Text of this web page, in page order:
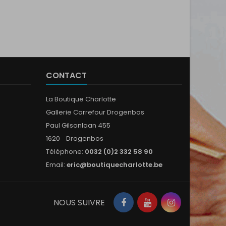
CONTACT
La Boutique Charlotte
Gallerie Carrefour Drogenbos
Paul Gilsonlaan 455
1620 Drogenbos
Téléphone: 0032 (0)2 332 58 90
Email: eric@boutiquecharlotte.be
FacebookYouTubeInstagram
NOUS SUIVRE